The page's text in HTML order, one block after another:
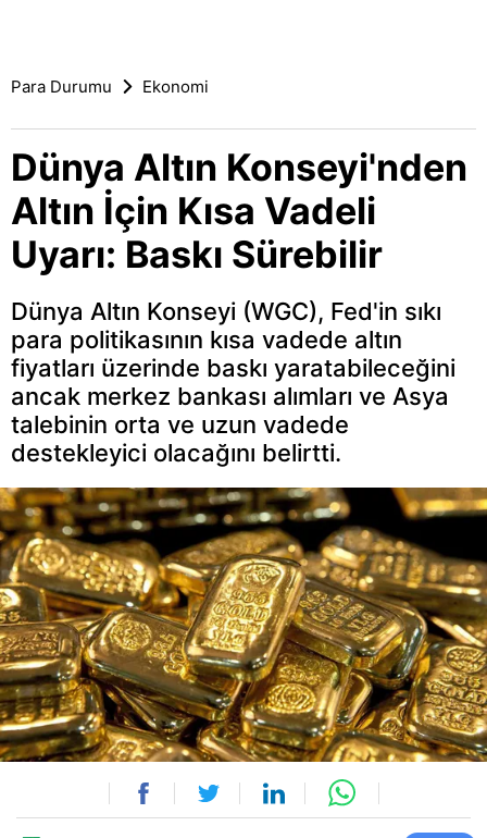
Para Durumu Ekonomi
Dünya Altın Konseyi'nden
Altın İçin Kısa Vadeli
Uyarı: Baskı Sürebilir
Dünya Altın Konseyi (WGC), Fed'in sıkı
para politikasının kısa vadede altın
fiyatları üzerinde baskı yaratabileceğini
ancak merkez bankası alımları ve Asya
talebinin orta ve uzun vadede
destekleyici olacağını belirtti.